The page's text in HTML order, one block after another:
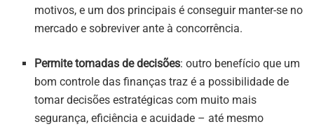
motivos, e um dos principais é conseguir manter-se no
mercado e sobreviver ante à concorrência.
Permite tomadas de decisões: outro benefício que um
bom controle das finanças traz é a possibilidade de
tomar decisões estratégicas com muito mais
segurança, eficiência e acuidade – até mesmo